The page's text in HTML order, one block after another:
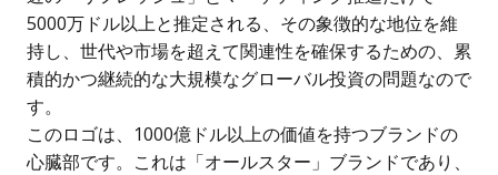
5000万ドル以上と推定される、その象徴的な地位を維
持し、世代や市場を超えて関連性を確保するための、累
積的かつ継続的な大規模なグローバル投資の問題なので
す。
このロゴは、1000億ドル以上の価値を持つブランドの
心臓部です。これは「オールスター」ブランドであり、